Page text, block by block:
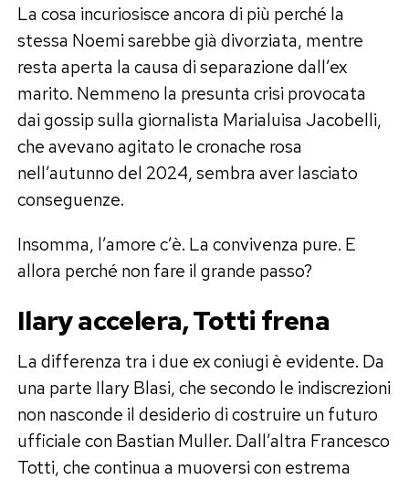
La cosa incuriosisce ancora di più perché la
stessa Noemi sarebbe già divorziata, mentre
resta aperta la causa di separazione dall’ex
marito. Nemmeno la presunta crisi provocata
dai gossip sulla giornalista Marialuisa Jacobelli,
che avevano agitato le cronache rosa
nell’autunno del 2024, sembra aver lasciato
conseguenze.
Insomma, l’amore c’è. La convivenza pure. E
allora perché non fare il grande passo?
Ilary accelera, Totti frena
La differenza tra i due ex coniugi è evidente. Da
una parte Ilary Blasi, che secondo le indiscrezioni
non nasconde il desiderio di costruire un futuro
ufficiale con Bastian Muller. Dall’altra Francesco
Totti, che continua a muoversi con estrema